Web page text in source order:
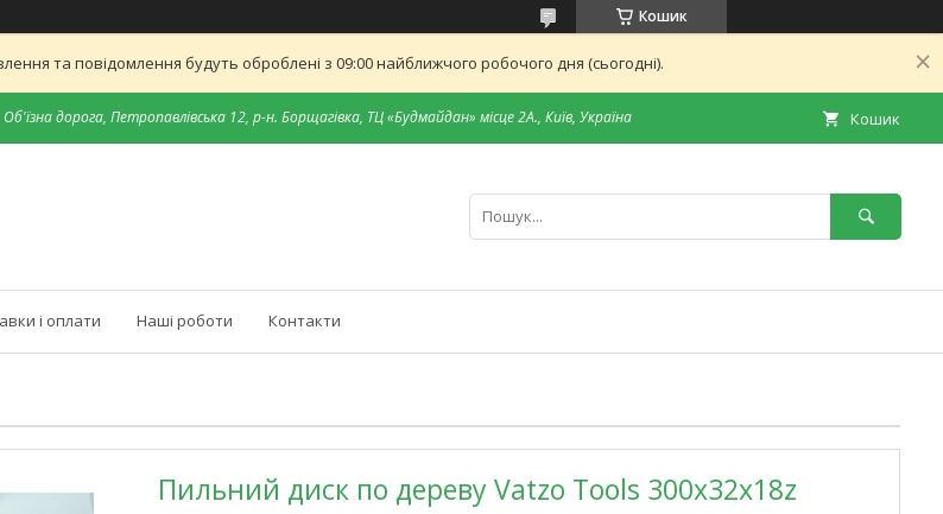
Кошик
та повідомлення будуть оброблені з 09:00 найближчого робочого дня (сьогодні).
Об'їзна дорога, Петропавлівська 12, р-н. Борщагівка, ТЦ «Будмайдан» місце 2А., Київ, Україна Кошик
і оплати Наші роботи Контакти
Пильний диск по дереву Vatzo Tools 300х32х18z